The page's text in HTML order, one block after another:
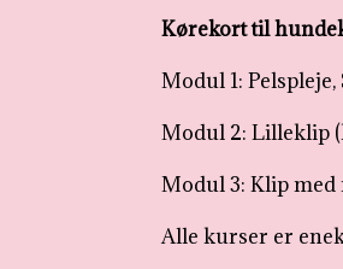
Kørekort til
Modul 1: Pelspleje,
Modul 2: Lilleklip
Modul 3: Klip med
Alle kurser er